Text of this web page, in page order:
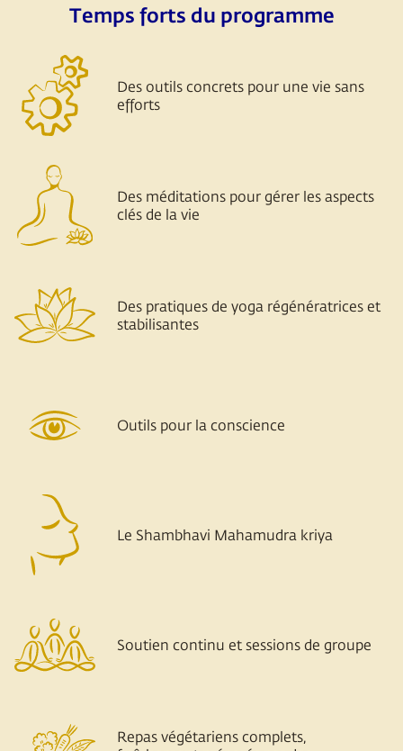
Temps forts du programme
Des outils concrets pour une vie sans
efforts
Des méditations pour gérer les aspects
clés de la vie
Des pratiques de yoga régénératrices et
stabilisantes
Outils pour la conscience
Le Shambhavi Mahamudra kriya
Soutien continu et sessions de groupe
Repas végétariens complets,